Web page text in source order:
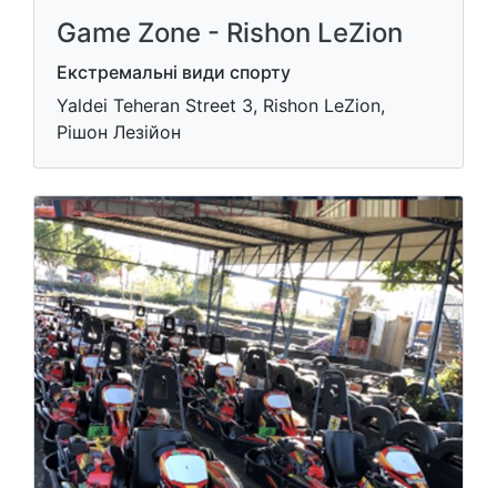
Game Zone - Rishon LeZion
Екстремальні види спорту
Yaldei Teheran Street 3, Rishon LeZion,
Рішон Лезійон